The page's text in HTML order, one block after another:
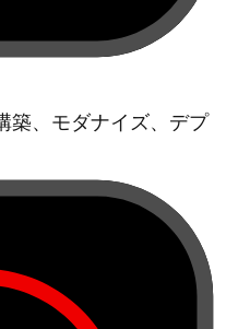
築、モダナイズ、デプ